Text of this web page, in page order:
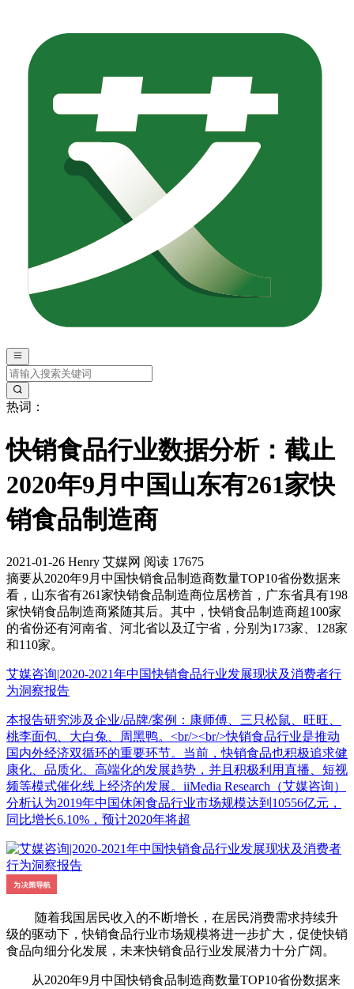
热词：
快销食品行业数据分析：截止
2020年9月中国山东有261家快
销食品制造商
2021-01-26 Henry 艾媒网 阅读 17675
摘要从2020年9月中国快销食品制造商数量TOP10省份数据来
看，山东省有261家快销食品制造商位居榜首，广东省具有198
家快销食品制造商紧随其后。其中，快销食品制造商超100家
的省份还有河南省、河北省以及辽宁省，分别为173家、128家
和110家。
艾媒咨询|2020-2021年中国快销食品行业发展现状及消费者行
为洞察报告
本报告研究涉及企业/品牌/案例：康师傅、三只松鼠、旺旺、
桃李面包、大白兔、周黑鸭。<br/><br/>快销食品行业是推动
国内外经济双循环的重要环节。当前，快销食品也积极追求健
康化、品质化、高端化的发展趋势，并且积极利用直播、短视
频等模式催化线上经济的发展。iiMedia Research（艾媒咨询）
分析认为2019年中国休闲食品行业市场规模达到10556亿元，
同比增长6.10%，预计2020年将超
随着我国居民收入的不断增长，在居民消费需求持续升
级的驱动下，快销食品行业市场规模将进一步扩大，促使快销
食品向细分化发展，未来快销食品行业发展潜力十分广阔。
从2020年9月中国快销食品制造商数量TOP10省份数据来